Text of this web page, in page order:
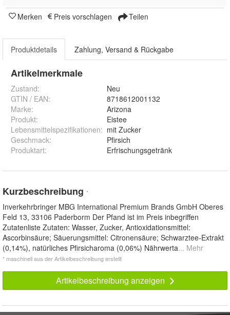
Merken Preis vorschlagen Teilen
Produktdetails Zahlung, Versand & Rückgabe
Artikelmerkmale
Zustand:
Neu
GTIN / EAN:
8718612001132
Marke:
Arizona
Produkt:
Eistee
Lebensmittelspezifikationen: mit Zucker
Geschmack:
Pfirsich
Produktart: Erfrischungsgetränk
Kurzbeschreibung *
Inverkehrbringer MBG International Premium Brands GmbH Oberes
Feld 13, 33106 Paderborm Der Pfand ist im Preis inbegriffen
Zutatenliste Zutaten: Wasser, Zucker, Antioxidationsmittel:
Ascorbinsäure; Säuerungsmittel: Citronensäure; Schwarztee-Extrakt
(0,14%), natürliches Pfirsicharoma (0,06%) Nährwerta... Mehr
* maschinell aus der Artikelbeschreibung erstellt
Artikelbeschreibung anzeigen